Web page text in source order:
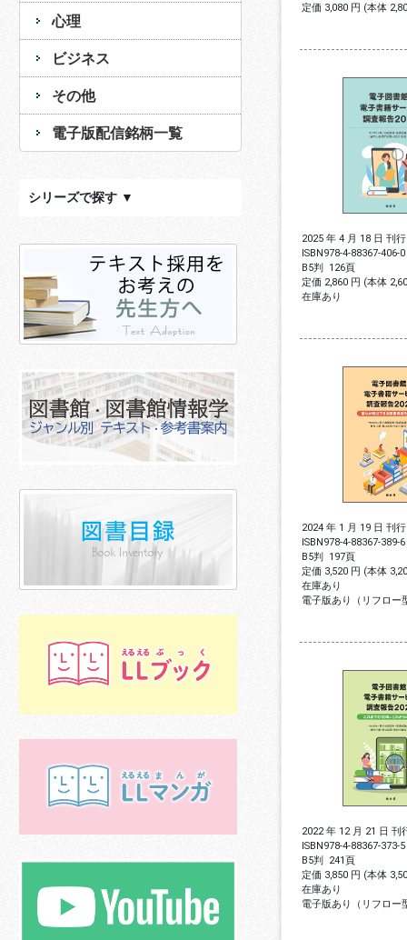
心理
ビジネス
その他
電子版配信銘柄一覧
シリーズで探す ▼
定価 3,080 円 (本体
2025 年 4 月 18 日 刊行
ISBN978-4-88367-406-0
B5判 126頁
定価 2,860 円 (本体
在庫あり
2024 年 1 月 19 日 刊行
ISBN978-4-88367-389-6
B5判 197頁
定価 3,520 円 (本体
在庫あり
電子版あり（リフロー
2022 年 12 月 21 日 刊
ISBN978-4-88367-373-5
B5判 241頁
定価 3,850 円 (本体
在庫あり
電子版あり（リフロー